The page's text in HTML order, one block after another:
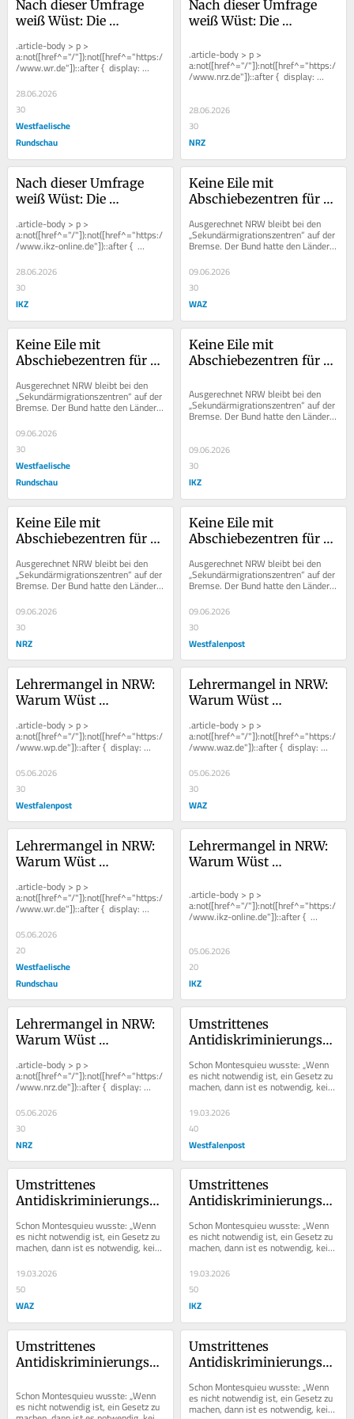
Nach dieser Umfrage
weiß Wüst: Die
wird kein Selbstläufer
.article-body > p >
a:not([href^="/"]):not([href^="https:/
/www.wr.de"])::after {  display:
inline-block;  width: 0.8em;  height:...
28.06.2026
30
Westfaelische
Rundschau
Nach dieser Umfrage
weiß Wüst: Die
wird kein Selbstläufer
.article-body > p >
a:not([href^="/"]):not([href^="https:/
/www.nrz.de"])::after {  display:
inline-block;  width: 0.8em;  height:...
28.06.2026
30
NRZ
Nach dieser Umfrage
weiß Wüst: Die
wird kein Selbstläufer
.article-body > p >
a:not([href^="/"]):not([href^="https:/
/www.ikz-online.de"])::after {
display: inline-block;  width: 0.8em;
...
28.06.2026
30
IKZ
Keine Eile mit
Abschiebezentren für
Falsches Signal aus
NRW
Ausgerechnet NRW bleibt bei den
„Sekundärmigrationszentren“ auf der
Bremse. Der Bund hatte den Ländern
09.06.2026
30
WAZ
Keine Eile mit
Abschiebezentren für
Falsches Signal aus
NRW
Ausgerechnet NRW bleibt bei den
„Sekundärmigrationszentren“ auf der
Bremse. Der Bund hatte den Ländern
09.06.2026
30
Westfaelische
Rundschau
Keine Eile mit
Abschiebezentren für
Falsches Signal aus
NRW
Ausgerechnet NRW bleibt bei den
„Sekundärmigrationszentren“ auf der
Bremse. Der Bund hatte den Ländern
09.06.2026
30
IKZ
Keine Eile mit
Abschiebezentren für
Falsches Signal aus
NRW
Ausgerechnet NRW bleibt bei den
„Sekundärmigrationszentren“ auf der
Bremse. Der Bund hatte den Ländern
09.06.2026
30
NRZ
Keine Eile mit
Abschiebezentren für
Falsches Signal aus
NRW
Ausgerechnet NRW bleibt bei den
„Sekundärmigrationszentren“ auf der
Bremse. Der Bund hatte den Ländern
09.06.2026
30
Westfalenpost
Lehrermangel in NRW:
Warum Wüst
nicht nötig hätte
.article-body > p >
a:not([href^="/"]):not([href^="https:/
/www.wp.de"])::after {  display:
inline-block;  width: 0.8em;  height:...
05.06.2026
30
Westfalenpost
Lehrermangel in NRW:
Warum Wüst
nicht nötig hätte
.article-body > p >
a:not([href^="/"]):not([href^="https:/
/www.waz.de"])::after {  display:
inline-block;  width: 0.8em;  height:...
05.06.2026
30
WAZ
Lehrermangel in NRW:
Warum Wüst
nicht nötig hätte
.article-body > p >
a:not([href^="/"]):not([href^="https:/
/www.wr.de"])::after {  display:
inline-block;  width: 0.8em;  height:...
05.06.2026
20
Westfaelische
Rundschau
Lehrermangel in NRW:
Warum Wüst
nicht nötig hätte
.article-body > p >
a:not([href^="/"]):not([href^="https:/
/www.ikz-online.de"])::after {
display: inline-block;  width: 0.8em;
05.06.2026
20
IKZ
Lehrermangel in NRW:
Warum Wüst
nicht nötig hätte
.article-body > p >
a:not([href^="/"]):not([href^="https:/
/www.nrz.de"])::after {  display:
inline-block;  width: 0.8em;  height:...
05.06.2026
30
NRZ
Umstrittenes
(Schutz-)Lücke
Schon Montesquieu wusste: „Wenn
es nicht notwendig ist, ein Gesetz zu
machen, dann ist es notwendig, kein
Gesetz zu machen.“ Die schwarz-
grüne...
19.03.2026
40
Westfalenpost
Umstrittenes
Antidiskriminierungsgesetz:
(Schutz-)Lücke
Schon Montesquieu wusste: „Wenn
es nicht notwendig ist, ein Gesetz zu
machen, dann ist es notwendig, kein
Gesetz zu machen.“ Die schwarz-
grüne...
19.03.2026
50
WAZ
Umstrittenes
(Schutz-)Lücke
Schon Montesquieu wusste: „Wenn
es nicht notwendig ist, ein Gesetz zu
machen, dann ist es notwendig, kein
Gesetz zu machen.“ Die schwarz-
grüne...
19.03.2026
50
IKZ
Umstrittenes
Antidiskriminierungsgesetz:
(Schutz-)Lücke
Schon Montesquieu wusste: „Wenn
es nicht notwendig ist, ein Gesetz zu
Umstrittenes
(Schutz-)Lücke
Schon Montesquieu wusste: „Wenn
es nicht notwendig ist, ein Gesetz zu
machen, dann ist es notwendig, kein